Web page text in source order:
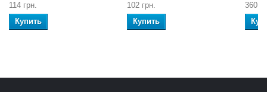
114 грн.
Купить
102 грн.
Купить
360